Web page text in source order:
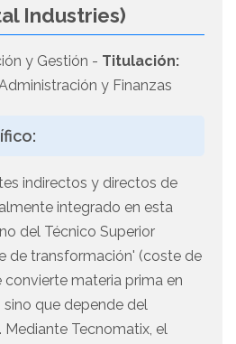
Industries)
y Gestión - Titulación:
y Finanzas
indirectos y directos de
integrado en esta
del Técnico Superior
de transformación' (coste de
materia prima en
que depende del
Tecnomatix, el